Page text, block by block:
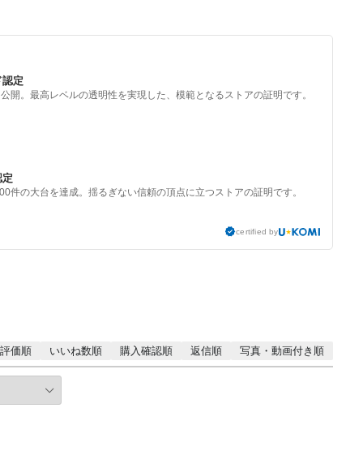
定
開。最高レベルの透明性を実現した、模範となるストアの証明です。
件の大台を達成。揺るぎない信頼の頂点に立つストアの証明です。
certified by
評価順 いいね数順 購入確認順 返信順 写真・動画付き順